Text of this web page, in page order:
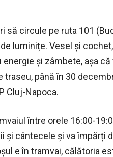
să circule pe ruta 101
luminițe. Vesel și
și zâmbete, așa că
până în 30
Cluj-Napoca.
între orele 16:00-
și cântecele și va împărți
e în tramvai, călătoria